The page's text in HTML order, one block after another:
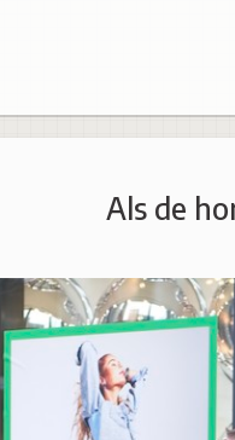
Als de